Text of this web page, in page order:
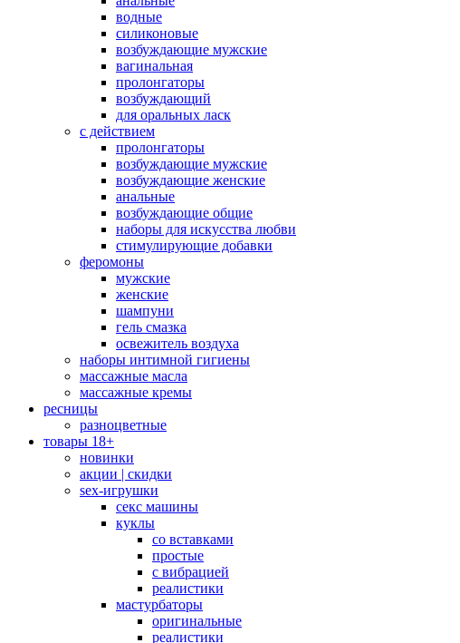
водные
силиконовые
возбуждающие мужские
вагинальная
пролонгаторы
возбуждающий
для оральных ласк
с действием
пролонгаторы
возбуждающие мужские
возбуждающие женские
анальные
возбуждающие общие
наборы для искусства любви
стимулирующие добавки
феромоны
мужские
женские
шампуни
гель смазка
освежитель воздуха
наборы интимной гигиены
массажные масла
массажные кремы
ресницы
разноцветные
товары 18+
новинки
акции | скидки
sex-игрушки
секс машины
куклы
со вставками
простые
с вибрацией
реалистики
мастурбаторы
оригинальные
реалистики